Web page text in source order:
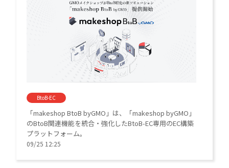
BtoB-EC
「makeshop BtoB byGMO」は、「makeshop byGMO」
のBtoB関連機能を統合・強化したBtoB-EC専用のEC構築
プラットフォーム。
09/25 12:25